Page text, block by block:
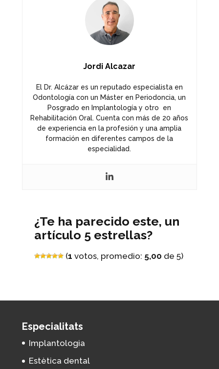
Jordi Alcazar
El Dr. Alcázar es un reputado especialista en
Odontología con un Máster en Periodoncia, un
Posgrado en Implantología y otro en
Rehabilitación Oral. Cuenta con más de 20 años
de experiencia en la profesión y una amplia
formación en diferentes campos de la
especialidad.
¿Te ha parecido este, un
artículo 5 estrellas?
(1 votos, promedio: 5,00 de 5)
Especialitats
Implantologia
Estètica dental